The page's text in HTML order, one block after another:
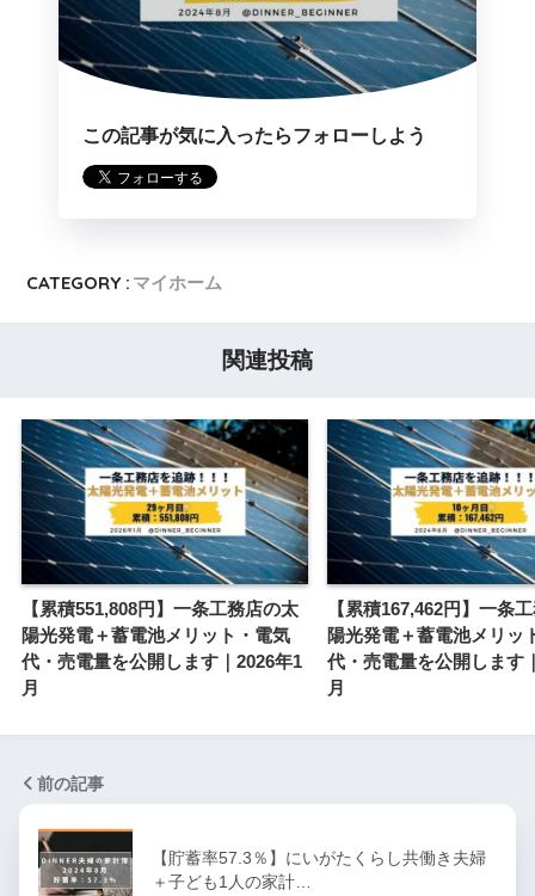
この記事が気に入ったらフォローしよう
CATEGORY : マイホーム
関連投稿
【累積551,808円】一条工務店の太
陽光発電＋蓄電池メリット・電気
代・売電量を公開します｜2026年1
月
【累積167,462円】一条
陽光発電＋蓄電池メリッ
代・売電量を公開します
月
前の記事
【貯蓄率57.3％】にいがたくらし共働き夫婦
＋子ども1人の家計…